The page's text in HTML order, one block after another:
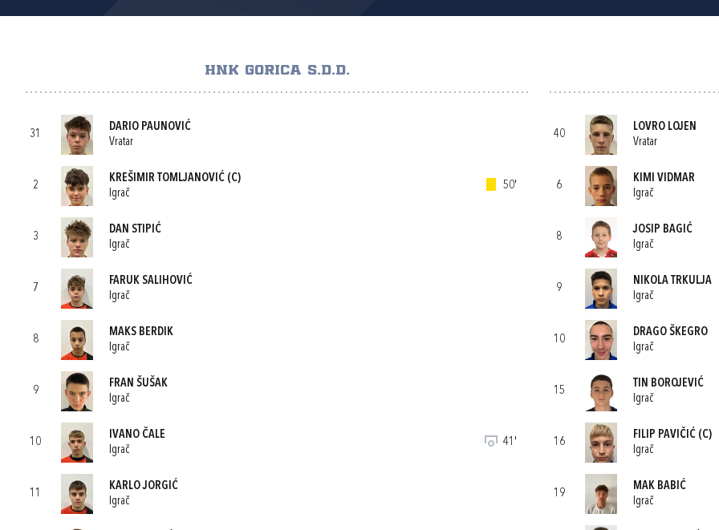
HNK GORICA S.D.D.
31
DARIO PAUNOVIĆ
Vratar
2
KREŠIMIR TOMLJANOVIĆ (C)
Igrač
50'
3
DAN STIPIĆ
Igrač
7
FARUK SALIHOVIĆ
Igrač
8
MAKS BERDIK
Igrač
9
FRAN ŠUŠAK
Igrač
10
IVANO ČALE
Igrač
41'
11
KARLO JORGIĆ
Igrač
40
LOVRO LOJEN
Vratar
6
KIMI VIDMAR
Igrač
8
JOSIP BAGIĆ
Igrač
9
NIKOLA TRKULJA
Igrač
10
DRAGO ŠKEGRO
Igrač
15
TIN BOROJEVIĆ
Igrač
16
FILIP PAVIČIĆ(C)
Igrač
19
MAK BABIĆ
Igrač